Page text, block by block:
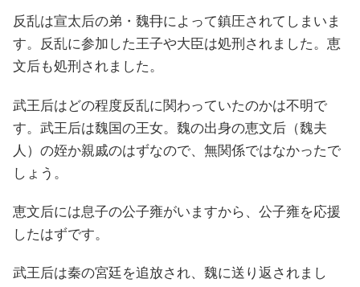
反乱は宣太后の弟・魏冄によって鎮圧されてしまいま
す。反乱に参加した王子や大臣は処刑されました。恵
文后も処刑されました。
武王后はどの程度反乱に関わっていたのかは不明で
す。武王后は魏国の王女。魏の出身の恵文后（魏夫
人）の姪か親戚のはずなので、無関係ではなかったで
しょう。
恵文后には息子の公子雍がいますから、公子雍を応援
したはずです。
武王后は秦の宮廷を追放され、魏に送り返されまし